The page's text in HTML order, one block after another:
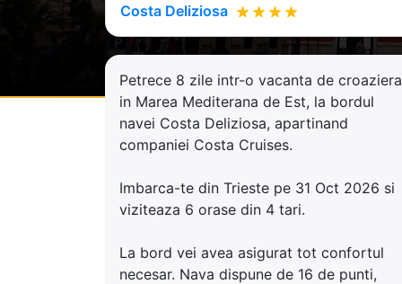
Costa Deliziosa
Petrece 8 zile intr-o vacanta de croaziera
in Marea Mediterana de Est, la bordul
navei Costa Deliziosa, apartinand
companiei Costa Cruises.
Imbarca-te din Trieste pe 31 Oct 2026 si
viziteaza 6 orase din 4 tari.
La bord vei avea asigurat tot confortul
necesar. Nava dispune de 16 de punti,